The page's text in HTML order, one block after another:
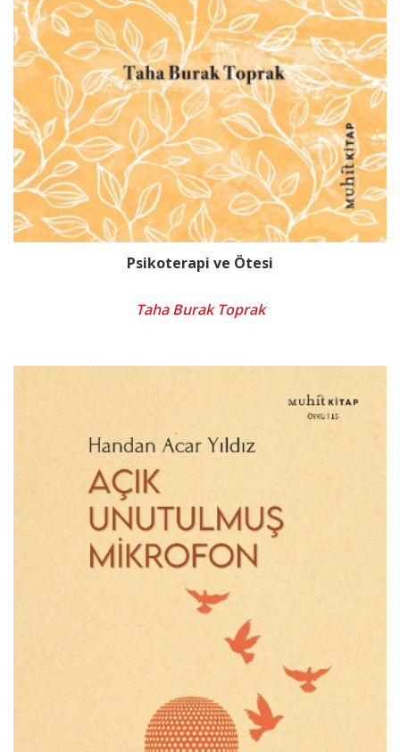
Psikoterapi ve Ötesi
Taha Burak Toprak